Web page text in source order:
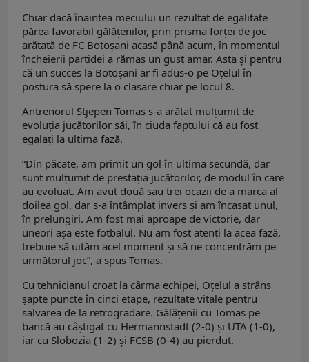
Chiar dacă înaintea meciului un rezultat de egalitate
părea favorabil gălățenilor, prin prisma forței de joc
arătată de FC Botoșani acasă până acum, în momentul
încheierii partidei a rămas un gust amar. Asta și pentru
că un succes la Botoșani ar fi adus-o pe Oțelul în
postura să spere la o clasare chiar pe locul 8.
Antrenorul Stjepen Tomas s-a arătat mulțumit de
evoluția jucătorilor săi, în ciuda faptului că au fost
egalați la ultima fază.
“Din păcate, am primit un gol în ultima secundă, dar
sunt mulțumit de prestația jucătorilor, de modul în care
au evoluat. Am avut două sau trei ocazii de a marca al
doilea gol, dar s-a întâmplat invers și am încasat unul,
în prelungiri. Am fost mai aproape de victorie, dar
uneori așa este fotbalul. Nu am fost atenți la acea fază,
trebuie să uităm acel moment și să ne concentrăm pe
următorul joc”, a spus Tomas.
Cu tehnicianul croat la cârma echipei, Oțelul a strâns
șapte puncte în cinci etape, rezultate vitale pentru
salvarea de la retrogradare. Gălățenii cu Tomas pe
bancă au câștigat cu Hermannstadt (2-0) și UTA (1-0),
iar cu Slobozia (1-2) și FCSB (0-4) au pierdut.